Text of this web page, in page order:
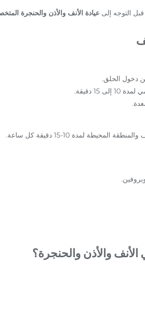
قبل التوجه إلىعيادة الأنف والأذن والحنجرة
دخول الحلق.
دقيقة.
لمدة 10-15 دقيقة كل ساعة.
والأذن والحنجرة؟